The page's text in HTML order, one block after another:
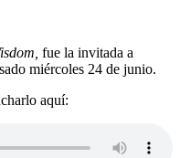
fue la invitada a
miércoles 24 de junio.
aquí: